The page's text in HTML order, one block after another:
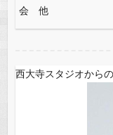
会 他
西大寺スタジオから